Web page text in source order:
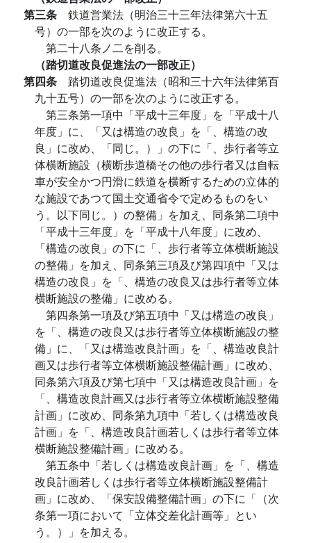
第三条 鉄道営業法（明治三十三年法律第六十五
号）の一部を次のように改正する。
第二十八条ノ二を削る。
（踏切道改良促進法の一部改正）
第四条 踏切道改良促進法（昭和三十六年法律第百
九十五号）の一部を次のように改正する。
第三条第一項中「平成十三年度」を「平成十八
年度」に、「又は構造の改良」を「、構造の改
良」に改め、「同じ。）」の下に「、歩行者等立
体横断施設（横断歩道橋その他の歩行者又は自転
車が安全かつ円滑に鉄道を横断するための立体的
な施設であつて国土交通省令で定めるものをい
う。以下同じ。）の整備」を加え、同条第二項中
「平成十三年度」を「平成十八年度」に改め、
「構造の改良」の下に「、歩行者等立体横断施設
の整備」を加え、同条第三項及び第四項中「又は
構造の改良」を「、構造の改良又は歩行者等立体
横断施設の整備」に改める。
第四条第一項及び第五項中「又は構造の改良」
を「、構造の改良又は歩行者等立体横断施設の整
備」に、「又は構造改良計画」を「、構造改良計
画又は歩行者等立体横断施設整備計画」に改め、
同条第六項及び第七項中「又は構造改良計画」を
「、構造改良計画又は歩行者等立体横断施設整備
計画」に改め、同条第九項中「若しくは構造改良
計画」を「、構造改良計画若しくは歩行者等立体
横断施設整備計画」に改める。
第五条中「若しくは構造改良計画」を「、構造
改良計画若しくは歩行者等立体横断施設整備計
画」に改め、「保安設備整備計画」の下に「（次
条第一項において「立体交差化計画等」とい
う。）」を加える。